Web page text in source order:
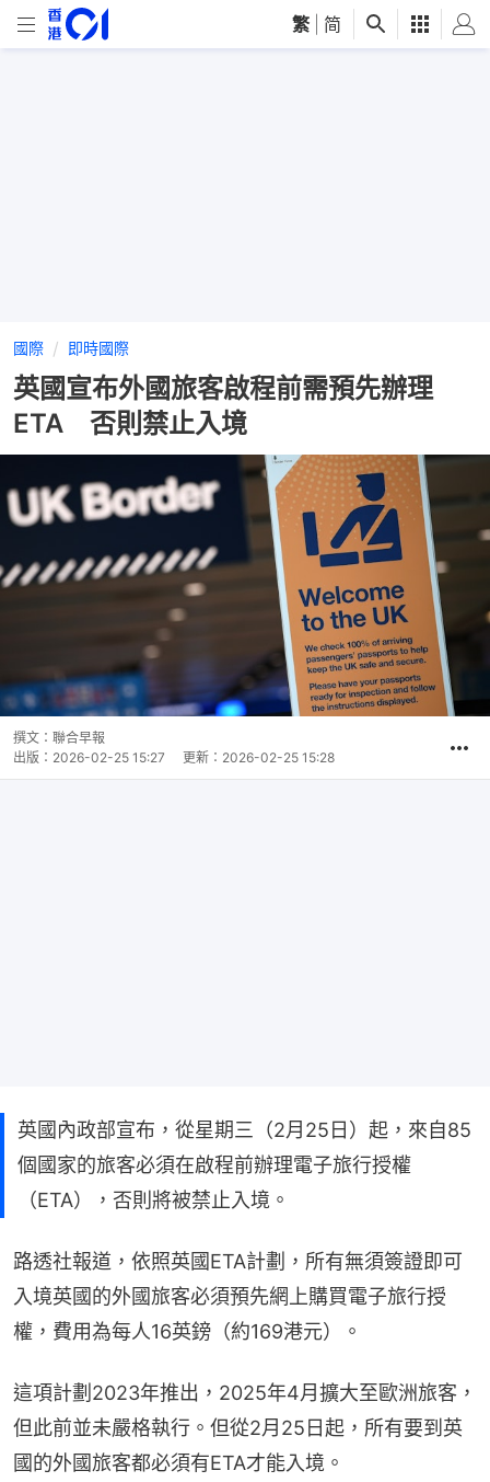
繁 简
國際 即時國際
英國宣布外國旅客啟程前需預先辦理
ETA 否則禁止入境
撰文： 聯合早報
出版： 2026-02-25 15:27 更新： 2026-02-25 15:28
英國內政部宣布，從星期三（2月25日）起，來自85
個國家的旅客必須在啟程前辦理電子旅行授權
（ETA），否則將被禁止入境。
路透社報道，依照英國ETA計劃，所有無須簽證即可
入境英國的外國旅客必須預先網上購買電子旅行授
權，費用為每人16英鎊（約169港元）。
這項計劃2023年推出，2025年4月擴大至歐洲旅客，
但此前並未嚴格執行。但從2月25日起，所有要到英
國的外國旅客都必須有ETA才能入境。